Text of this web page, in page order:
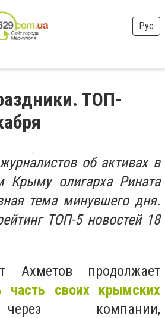
Рус
ТОП-
об активах в
Крыму олигарха Рината
тема минувшего дня.
ТОП-5 новостей 18
Ахметов продолжает
часть своих крымских
компании,